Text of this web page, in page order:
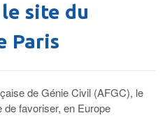
site du
Paris
de Génie Civil (AFGC), le
de favoriser, en Europe